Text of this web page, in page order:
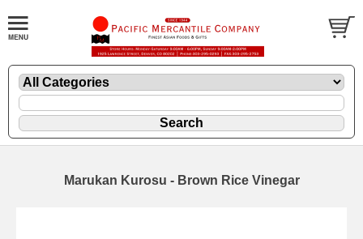
Marukan Kurosu - Brown Rice Vinegar